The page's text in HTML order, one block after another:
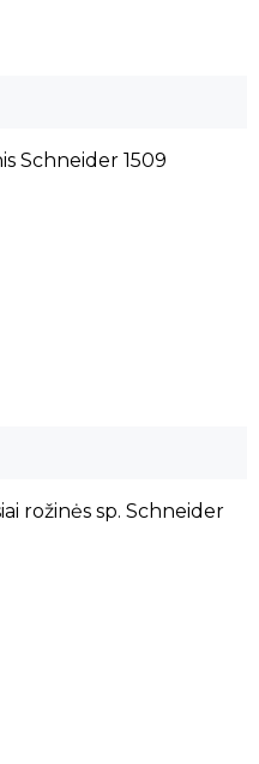
Schneider 1509
rožinės sp. Schneider